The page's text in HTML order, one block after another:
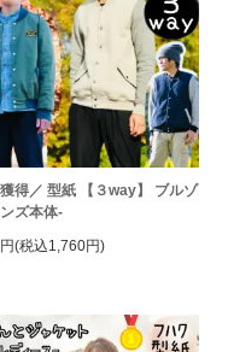
得／ 型紙 【３way】 ブルゾ
ズ本体-
(税込1,760円)